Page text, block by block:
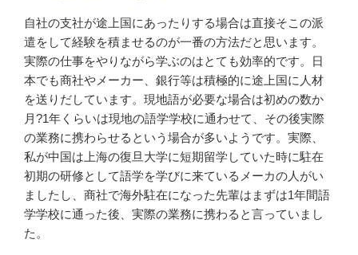
自社の支社が途上国にあったりする場合は直接そこの派
遣をして経験を積ませるのが一番の方法だと思います。
実際の仕事をやりながら学ぶのはとても効率的です。日
本でも商社やメーカー、銀行等は積極的に途上国に人材
を送りだしています。現地語が必要な場合は初めの数か
月?1年くらいは現地の語学学校に通わせて、その後実際
の業務に携わらせるという場合が多いようです。実際、
私が中国は上海の復旦大学に短期留学していた時に駐在
初期の研修として語学を学びに来ているメーカの人がい
ましたし、商社で海外駐在になった先輩はまずは1年間語
学学校に通った後、実際の業務に携わると言っていまし
た。